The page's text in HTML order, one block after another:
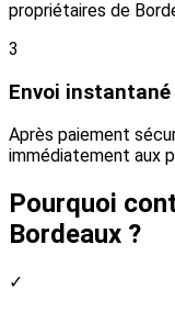
propriétaires de
3
Envoi instantané
Après paiement
immédiatement aux
Pourquoi
Bordeaux ?
✓